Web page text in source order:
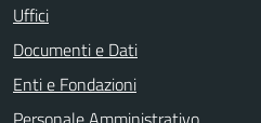
Uffici
Documenti e Dati
Enti e Fondazioni